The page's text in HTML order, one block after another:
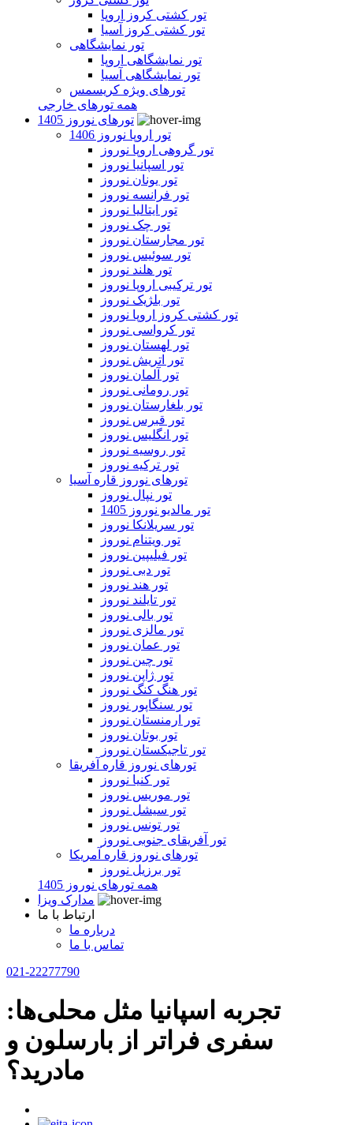
تور کشتی کروز اروپا
تور کشتی کروز آسیا
تور نمایشگاهی
تور نمایشگاهی اروپا
تور نمایشگاهی آسیا
تورهای ویژه کریسمس
همه تورهای خارجی
تورهای نوروز 1405
تور اروپا نوروز 1406
تور گروهی اروپا نوروز
تور اسپانیا نوروز
تور یونان نوروز
تور فرانسه نوروز
تور ایتالیا نوروز
تور چک نوروز
تور مجارستان نوروز
تور سوئیس نوروز
تور هلند نوروز
تور ترکیبی اروپا نوروز
تور بلژیک نوروز
تور کشتی کروز اروپا نوروز
تور کرواسی نوروز
تور لهستان نوروز
تور اتریش نوروز
تور آلمان نوروز
تور رومانی نوروز
تور بلغارستان نوروز
تور قبرس نوروز
تور انگلیس نوروز
تور روسیه نوروز
تور ترکیه نوروز
تورهای نوروز قاره آسیا
تور نپال نوروز
تور مالدیو نوروز 1405
تور سریلانکا نوروز
تور ویتنام نوروز
تور فیلیپین نوروز
تور دبی نوروز
تور هند نوروز
تور تایلند نوروز
تور بالی نوروز
تور مالزی نوروز
تور عمان نوروز
تور چین نوروز
تور ژاپن نوروز
تور هنگ کنگ نوروز
تور سنگاپور نوروز
تور ارمنستان نوروز
تور بوتان نوروز
تور تاجیکستان نوروز
تورهای نوروز قاره آفریقا
تور کنیا نوروز
تور موریس نوروز
تور سیشل نوروز
تور تونس نوروز
تور آفریقای جنوبی نوروز
تورهای نوروز قاره آمریکا
تور برزیل نوروز
همه تورهای نوروز 1405
مدارک ویزا
ارتباط با ما
درباره ما
تماس با ما
021-22277790
تجربه اسپانیا مثل محلی‌ها:
سفری فراتر از بارسلون و
مادرید؟